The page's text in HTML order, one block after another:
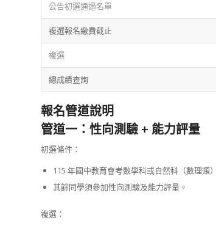
公告初選通過名單
複選報名繳費截止
複選
總成績查詢
報名管道說明
管道一：性向測驗 + 能力評量
初選條件：
115 年國中教育會考數學科或自然科（數理類
其餘同學須參加性向測驗及能力評量。
複選：